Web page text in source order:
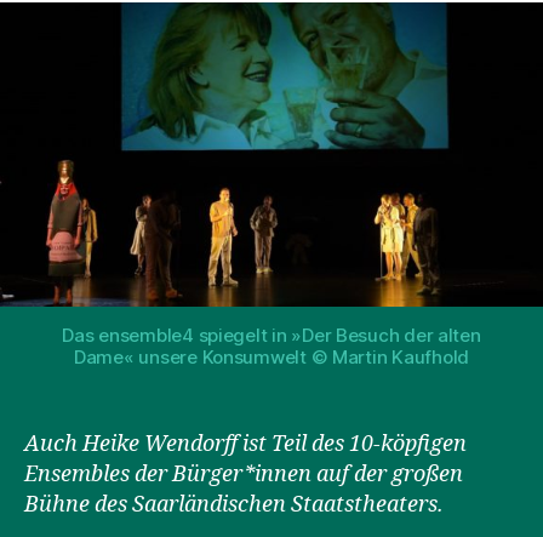
Das ensemble4 spiegelt in »Der Besuch der alten
Dame« unsere Konsumwelt © Martin Kaufhold
Auch Heike Wendorff ist Teil des 10-köpfigen
Ensembles der Bürger*innen auf der großen
Bühne des Saarländischen Staatstheaters.